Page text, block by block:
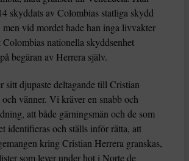
skyddats av Colombias statliga skydd
vid mordet hade han inga livvakter
nationella skyddsenhet
begäran av Herrera själv.
sitt djupaste deltagande till Cristian
vänner. Vi kräver en snabb och
att både gärningsmän och de som
identifieras och ställs inför rätta, att
kring Cristian Herrera granskas,
som lever under hot i Norte de